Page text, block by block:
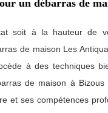
un débarras de
soit à la hauteur de
de maison Les
à des techniques
de maison à
et ses compétences